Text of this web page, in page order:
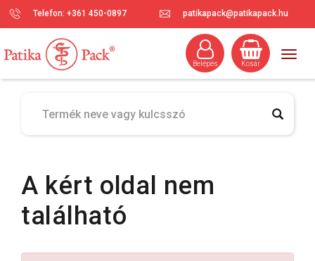
Telefon: +361 450-0897 patikapack@patikapack.hu
Kosár
Belépés
A kért oldal nem
található